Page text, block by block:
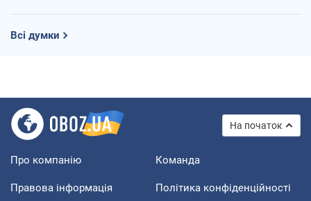
Всі думки
На початок
Про компанію Команда
Правова інформація Політика конфіденційності